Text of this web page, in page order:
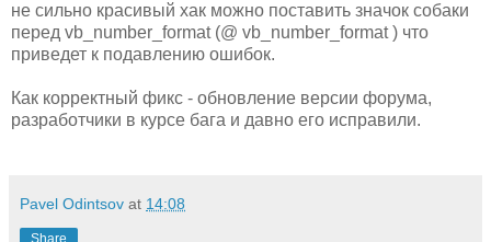
не сильно красивый хак можно поставить значок собаки
перед vb_number_format (@ vb_number_format ) что
приведет к подавлению ошибок.
Как корректный фикс - обновление версии форума,
разработчики в курсе бага и давно его исправили.
Pavel Odintsov at 14:08
Share